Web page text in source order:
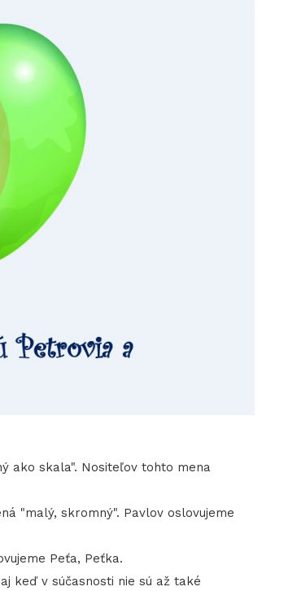
ako skala". Nositeľov tohto mena
"malý, skromný". Pavlov oslovujeme
Peťa, Peťka.
keď v súčasnosti nie sú až také